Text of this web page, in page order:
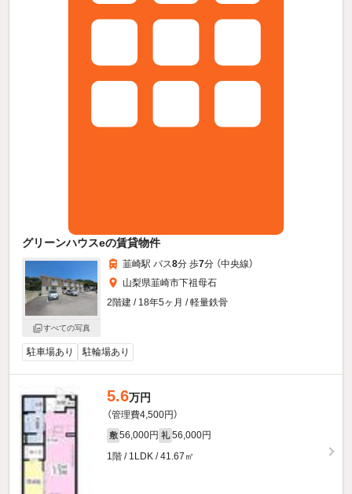
グリーンハウスeの賃貸物件
すべての写真
韮崎駅 バス8分 歩7分 （中央線）
山梨県韮崎市下祖母石
2階建 / 18年5ヶ月 / 軽量鉄骨
駐車場あり 駐輪場あり
5.6万円
（管理費4,500円）
敷 56,000円 礼 56,000円
1階 / 1LDK / 41.67㎡